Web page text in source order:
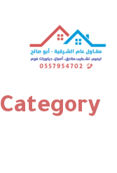
Category "مقاولات عامة"